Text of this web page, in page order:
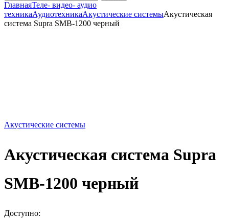
ГлавнаяТеле- видео- аудио
техникаАудиотехникаАкустические системыАкустическая
система Supra SMB-1200 черный
Акустические системы
Акустическая система Supra
SMB-1200 черный
Доступно: